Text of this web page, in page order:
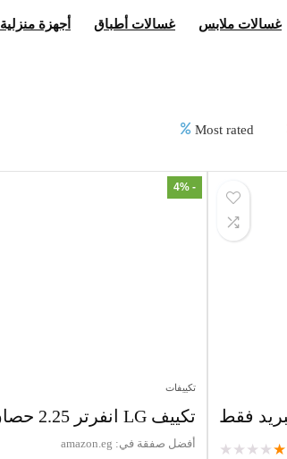
غسالات ملابس غسالات أطباق أجهزة منزلية
Most rated
★
★
★
★
★
- 4%
تكييفات
تكييف LG انفرتر 2.25 حصان بارد وساخن
أفضل صفقة في: amazon.eg